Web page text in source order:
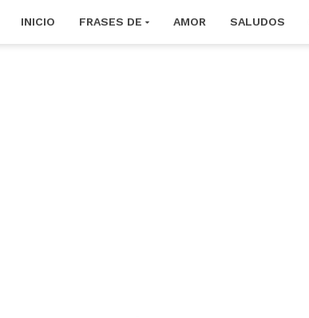
INICIO FRASES DE AMOR SALUDOS